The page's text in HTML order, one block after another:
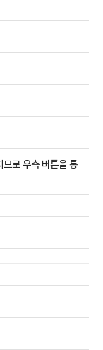
므로 우측 버튼을 통